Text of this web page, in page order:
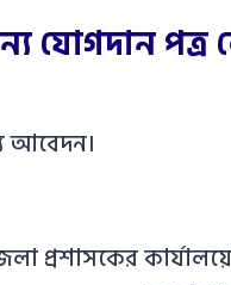
যোগদান পত্র
আবেদন।
প্রশাসকের